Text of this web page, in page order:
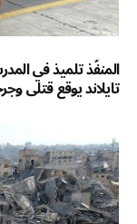
المنفّذ تلميذ في
تايلاند يوقع قتلى